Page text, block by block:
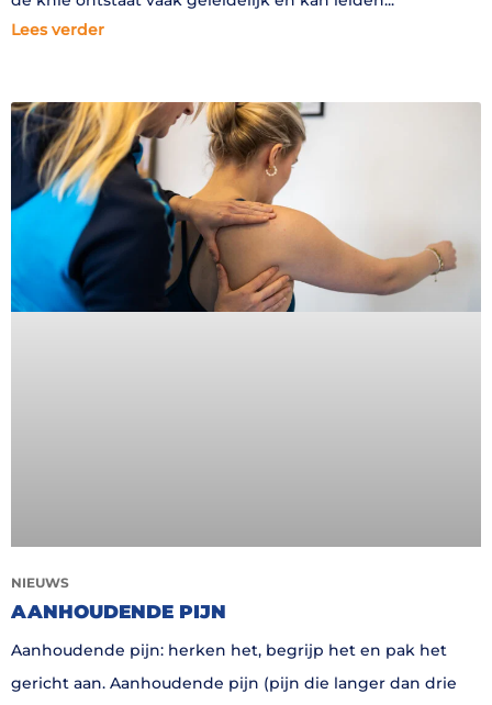
Lees verder
NIEUWS
AANHOUDENDE PIJN
Aanhoudende pijn: herken het, begrijp het en pak het
gericht aan. Aanhoudende pijn (pijn die langer dan drie